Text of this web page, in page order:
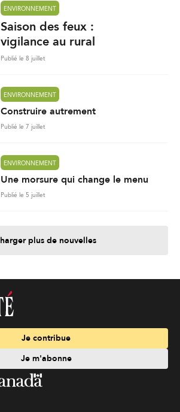
ENVIRONNEMENT
Saison des feux :
vigilance au rural
Publié le 8 juillet
ENVIRONNEMENT
Construire autrement
Publié le 7 juillet
ENVIRONNEMENT
Une morsure qui change le menu
Publié le 5 juillet
plus de nouvelles
Je contribue
Je m'abonne